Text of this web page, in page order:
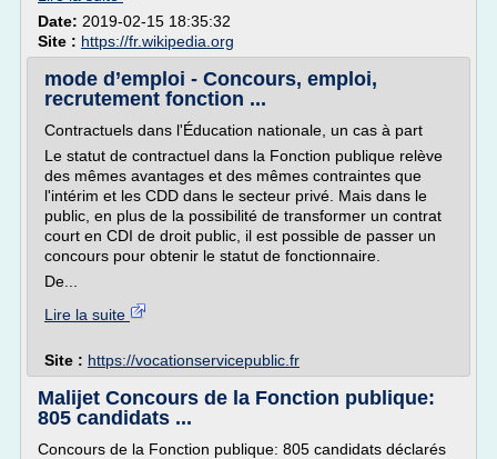
Date: 2019-02-15 18:35:32
Site : https://fr.wikipedia.org
mode d’emploi - Concours, emploi,
recrutement fonction ...
Contractuels dans l'Éducation nationale, un cas à part
Le statut de contractuel dans la Fonction publique relève
des mêmes avantages et des mêmes contraintes que
l'intérim et les CDD dans le secteur privé. Mais dans le
public, en plus de la possibilité de transformer un contrat
court en CDI de droit public, il est possible de passer un
concours pour obtenir le statut de fonctionnaire.
De...
Lire la suite
Site : https://vocationservicepublic.fr
Malijet Concours de la Fonction publique:
805 candidats ...
Concours de la Fonction publique: 805 candidats déclarés